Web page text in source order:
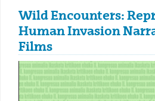
Wild Encounters:
Human Invasion
Films